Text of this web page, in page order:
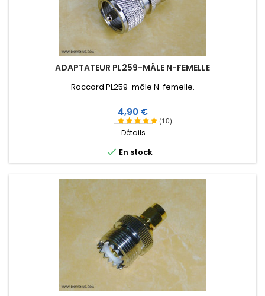
ADAPTATEUR PL259-MÂLE N-FEMELLE
(10)
Raccord PL259-mâle N-femelle .
Prix
4,90 €
Détails
 En stock